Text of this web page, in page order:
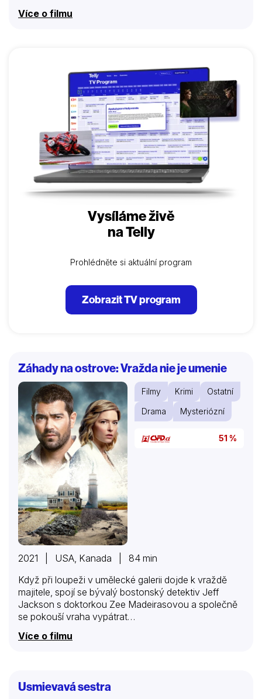
Více o filmu
Vysíláme živě
na Telly
Prohlédněte si aktuální program
Zobrazit TV program
Záhady na ostrove: Vražda nie je umenie
Filmy Krimi
Ostatní
Drama
Mysteriózní
51 %
2021 | USA, Kanada | 84 min
Když při loupeži v umělecké galerii dojde k vraždě
majitele, spojí se bývalý bostonský detektiv Jeff
Jackson s doktorkou Zee Madeirasovou a společně
se pokouší vraha vypátrat…
Více o filmu
Usmievavá sestra